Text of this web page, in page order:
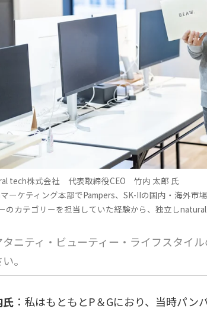
tech株式会社 代表取締役CEO 竹内 太郎 氏
ーケティング本部でPampers、SK-IIの国内・海外
のカテゴリーを担当していた経験から、独立しnatural
タニティ・ビューティー・ライフスタイ
。
氏 ：私はもともとP＆Gにおり、当時パ